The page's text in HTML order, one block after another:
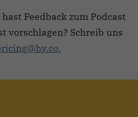
hast Feedback zum Podcast
vorschlagen? Schreib uns